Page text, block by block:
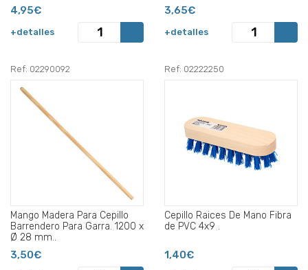
4,95€
+detalles
3,65€
+detalles
Ref: 02290092
Mango Madera Para Cepillo
Barrendero Para Garra. 1200 x
Ø 28 mm..
3,50€
Ref: 02222250
Cepillo Raices De Mano Fibra
de PVC 4x9 .
1,40€